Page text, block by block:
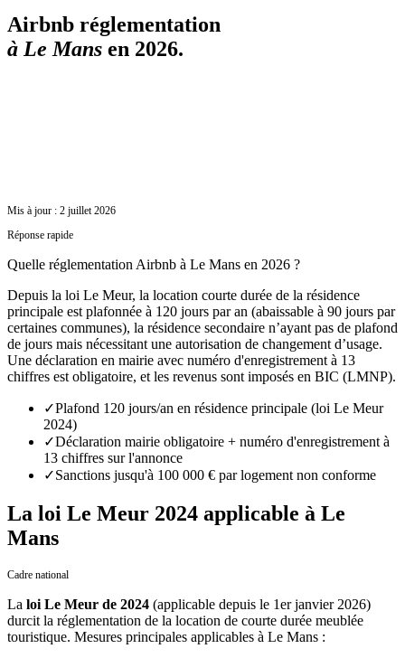
Airbnb réglementation
à Le Mans en 2026.
Mis à jour : 2 juillet 2026
Réponse rapide
Quelle réglementation Airbnb à Le Mans en 2026 ?
Depuis la loi Le Meur, la location courte durée de la résidence
principale est plafonnée à 120 jours par an (abaissable à 90 jours par
certaines communes), la résidence secondaire n’ayant pas de plafond
de jours mais nécessitant une autorisation de changement d’usage.
Une déclaration en mairie avec numéro d'enregistrement à 13
chiffres est obligatoire, et les revenus sont imposés en BIC (LMNP).
✓Plafond 120 jours/an en résidence principale (loi Le Meur
2024)
✓Déclaration mairie obligatoire + numéro d'enregistrement à
13 chiffres sur l'annonce
✓Sanctions jusqu'à 100 000 € par logement non conforme
La loi Le Meur 2024 applicable à Le
Mans
Cadre national
La loi Le Meur de 2024 (applicable depuis le 1er janvier 2026)
durcit la réglementation de la location de courte durée meublée
touristique. Mesures principales applicables à Le Mans :